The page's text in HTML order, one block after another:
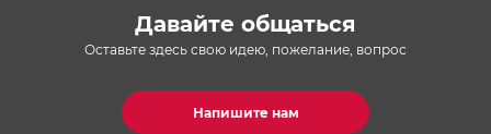
Давайте общаться
Оставьте здесь свою идею, пожелание, вопрос
Напишите нам